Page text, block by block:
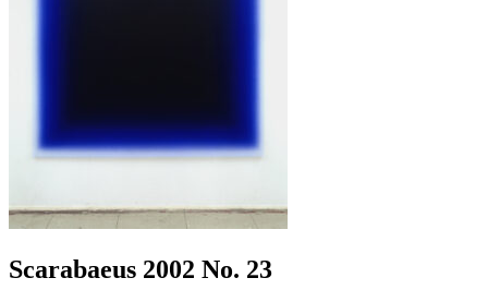
Scarabaeus 2002 No. 23